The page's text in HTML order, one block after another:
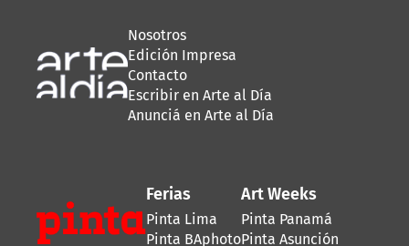
Nosotros
Edición Impresa
Contacto
Escribir en Arte al Día
Anunciá en Arte al Día
Ferias
Pinta Lima
Pinta BAphoto
Art Weeks
Pinta Panamá
Pinta Asunción